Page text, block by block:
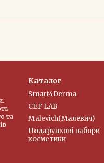
та
Каталог
Smart4Derma
CEF LAB
Malevich(Малевич)
Подарункові набори
косметики